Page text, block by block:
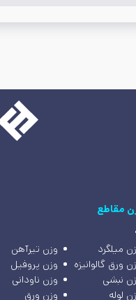
مقاطع
میلگرد
وزن تیرآهن
ورق گالوانیزه
وزن پروفیل
نبشی
وزن ناودانی
لوله
وزن ورق